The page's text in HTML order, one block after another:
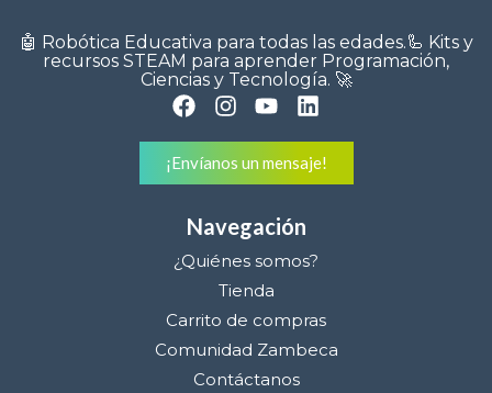
🤖 Robótica Educativa para todas las edades.🦾 Kits y
recursos STEAM para aprender Programación,
Ciencias y Tecnología. 🚀
¡Envíanos un mensaje!
Navegación
¿Quiénes somos?
Tienda
Carrito de compras
Comunidad Zambeca
Contáctanos